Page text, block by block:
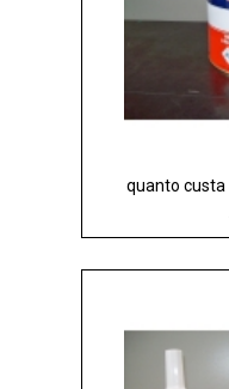
quanto custa